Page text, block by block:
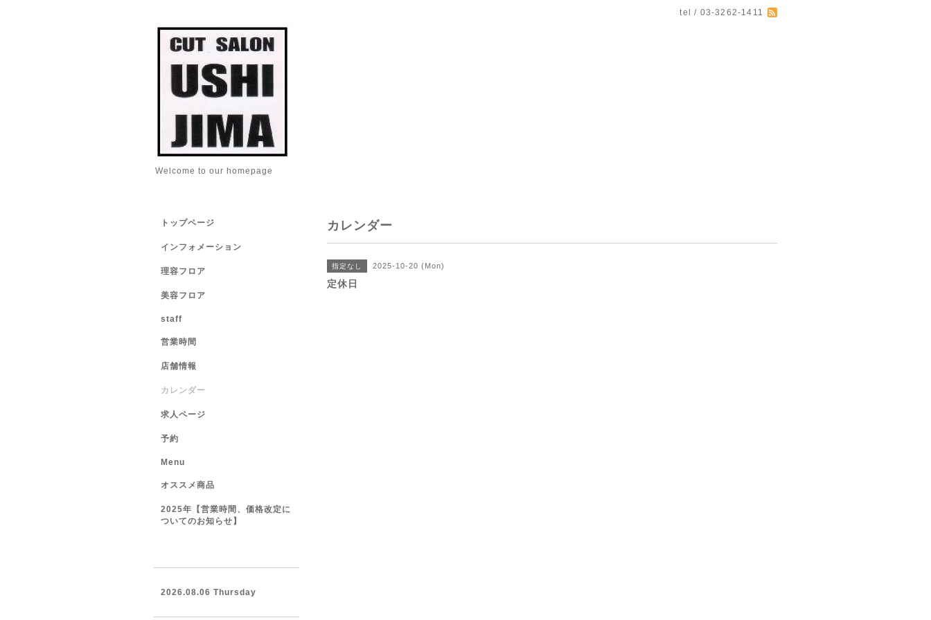
tel / 03-3262-1411
Welcome to our homepage
カレンダー
指定なし 2025-10-20 (Mon)
定休日
トップページ
インフォメーション
理容フロア
美容フロア
staff
営業時間
店舗情報
カレンダー
求人ページ
予約
Menu
オススメ商品
2025年【営業時間、価格改定に
ついてのお知らせ】
2026.08.06 Thursday